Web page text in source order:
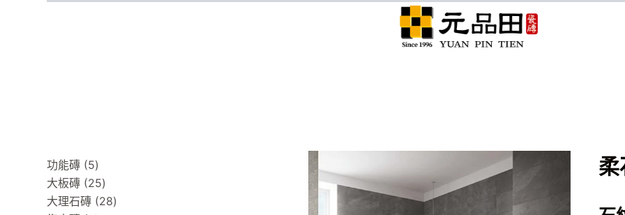
柔
功能磚 55
products
大板磚 2525
products
大理石磚 2828